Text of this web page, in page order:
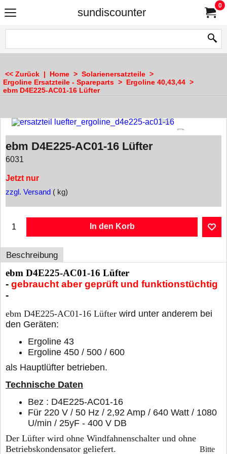
sundiscounter
0
<< Zurück | Home > Solarienersatzteile >
Ergoline Ersatzteile - Spareparts > Ergoline 40,43,44 >
ebm D4E225-AC01-16 Lüfter
ebm D4E225-AC01-16 Lüfter
6031
Jetzt nur
zzgl. Versand kg
In den Korb
Beschreibung
ebm D4E225-AC01-16 Lüfter
- gebraucht aber geprüft und funktionstüchtig
-
ebm D4E225-AC01-16 Lüfter wird unter anderem bei
den Geräten:
Ergoline 43
Ergoline 450 / 500 / 600
als Hauptlüfter betrieben.
Technische Daten
Bez : D4E225-AC01-16
Für 220 V / 50 Hz / 2,92 Amp / 640 Watt / 1080
U/min / 25yF - 400 V DB
Der Lüfter wird ohne Windfahnenschalter und ohne
Betriebskondensator geliefert. Bitte